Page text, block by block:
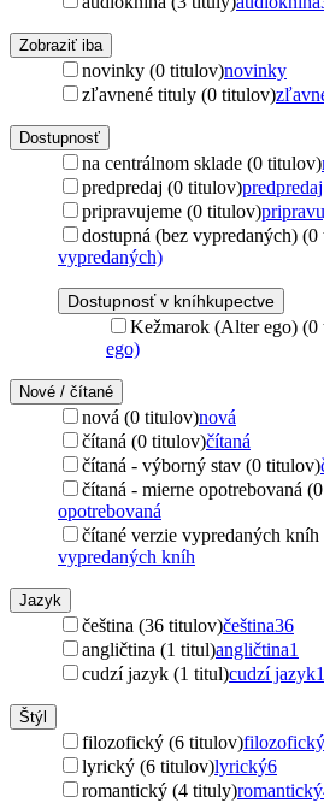
Zobraziť iba
novinky (0 titulov)novinky
zľavnené tituly (0 titulov)
Dostupnosť
na centrálnom sklade (0 titulov)
predpredaj (0 titulov)predpredaj
pripravujeme (0 titulov)
dostupná (bez vypredaných)
vypredaných)
Dostupnosť v kníhkupectve
Kežmarok (Alter ego) (0
ego)
Nové / čítané
nová (0 titulov)nová
čítaná (0 titulov)čítaná
čítaná - výborný stav (0 titulov)
čítaná - mierne opotrebovaná
opotrebovaná
čítané verzie vypredaných
vypredaných kníh
Jazyk
čeština (36 titulov)čeština36
angličtina (1 titul)angličtina1
cudzí jazyk (1 titul)cudzí jazyk1
Štýl
filozofický (6 titulov)filozofický
lyrický (6 titulov)lyrický6
romantický (4 tituly)romantický